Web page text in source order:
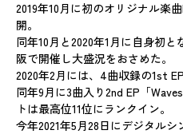
2019年10月に初のオリジナル楽
開。
同年10月と2020年1月に自身初
阪で開催し大盛況をおさめた。
2020年2月には、4曲収録の1st
同年9月に3曲入り2nd EP「
トは最高位11位にランクイン。
今年2021年5月28日にデジタルシ